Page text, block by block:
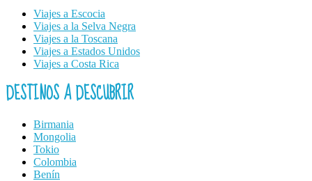
Viajes a Escocia
Viajes a la Selva Negra
Viajes a la Toscana
Viajes a Estados Unidos
Viajes a Costa Rica
DESTINOS A DESCUBRIR
Birmania
Mongolia
Tokio
Colombia
Benín